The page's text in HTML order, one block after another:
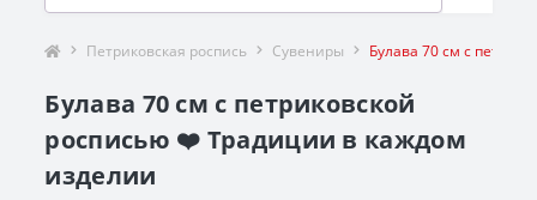
Петриковская роспись Сувениры Булава 70 см с
Булава 70 см с петриковской
росписью ❤️ Традиции в каждом
изделии